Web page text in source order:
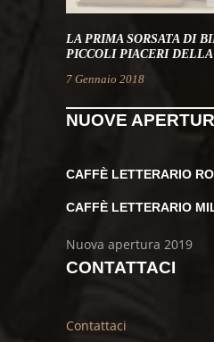
LA PRIMA SORSATA DI
PICCOLI PIACERI
7 Gennaio 2018
NUOVE
CAFFÈ LETTERARIO
CAFFÈ LETTERARIO
Nuova apertura 2019
CONTATTACI
Contattaci